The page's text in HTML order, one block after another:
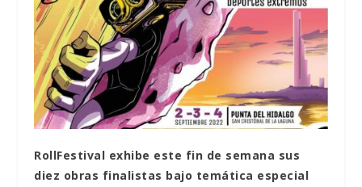
RollFestival exhibe este fin de semana sus
diez obras finalistas bajo temática especial